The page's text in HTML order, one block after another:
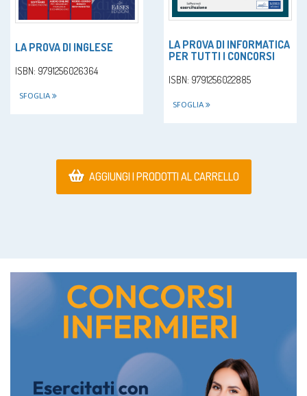
LA PROVA DI INGLESE
ISBN: 9791256026364
SFOGLIA
LA PROVA DI INFORMATICA
PER TUTTI I CONCORSI
ISBN: 9791256022885
SFOGLIA
AGGIUNGI I PRODOTTI AL CARRELLO